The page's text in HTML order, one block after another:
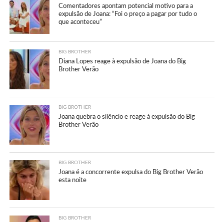
Comentadores apontam potencial motivo para a
expulsão de Joana: “Foi o preço a pagar por tudo o
que aconteceu”
BIG BROTHER
Diana Lopes reage à expulsão de Joana do Big
Brother Verão
BIG BROTHER
Joana quebra o silêncio e reage à expulsão do Big
Brother Verão
BIG BROTHER
Joana é a concorrente expulsa do Big Brother Verão
esta noite
BIG BROTHER